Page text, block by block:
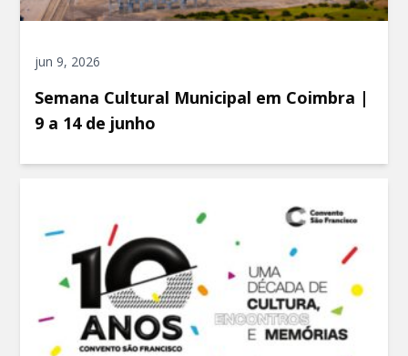
jun 9, 2026
Semana Cultural Municipal em Coimbra |
9 a 14 de junho